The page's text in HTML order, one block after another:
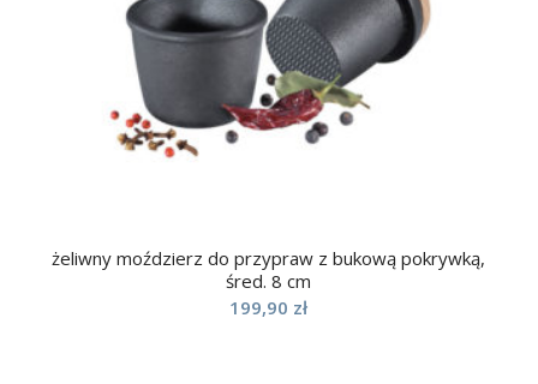
żeliwny moździerz do przypraw z bukową pokrywką,
śred. 8 cm
199,90 zł